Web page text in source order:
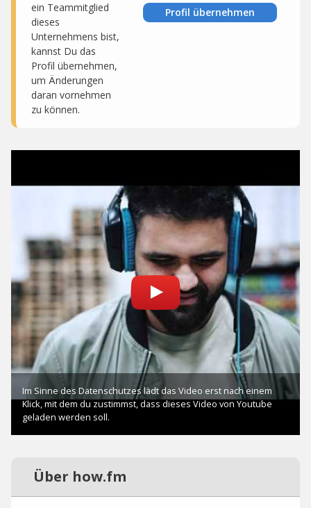
ein Teammitglied
dieses
Unternehmens bist,
kannst Du das
Profil übernehmen,
um Änderungen
daran vornehmen
zu können.
Profil übernehmen
Über how.fm